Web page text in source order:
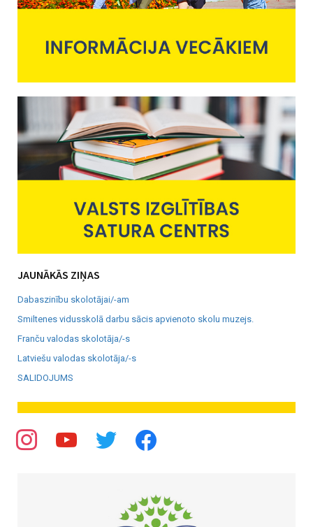
JAUNĀKĀS ZIŅAS
Dabaszinību skolotājai/-am
Smiltenes vidusskolā darbu sācis apvienoto skolu muzejs.
Franču valodas skolotāja/-s
Latviešu valodas skolotāja/-s
SALIDOJUMS